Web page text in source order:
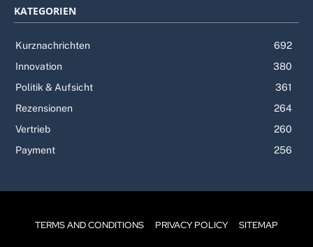
KATEGORIEN
Kurznachrichten
692
Innovation
380
Politik & Aufsicht
361
Rezensionen
264
Vertrieb
260
Payment
256
TERMS AND CONDITIONS PRIVACY POLICY SITEMAP